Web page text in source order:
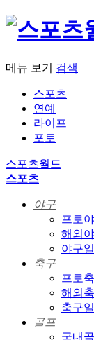
메뉴 보기 검색
스포츠
연예
라이프
포토
스포츠월드
스포츠
야구
프로
해외
야구
축구
프로
해외
축구
골프
국내